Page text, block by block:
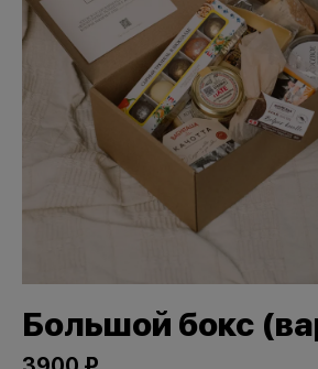
Большой бокс